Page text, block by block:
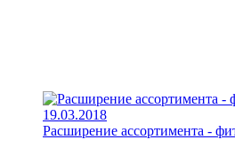
19.03.2018
Расширение ассортимента -